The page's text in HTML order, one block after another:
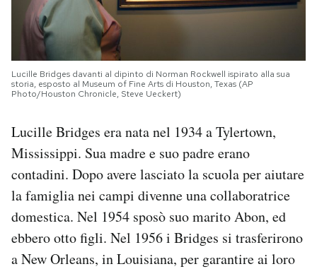
Lucille Bridges davanti al dipinto di Norman Rockwell ispirato alla sua
storia, esposto al Museum of Fine Arts di Houston, Texas (AP
Photo/Houston Chronicle, Steve Ueckert)
Lucille Bridges era nata nel 1934 a Tylertown,
Mississippi. Sua madre e suo padre erano
contadini. Dopo avere lasciato la scuola per aiutare
la famiglia nei campi divenne una collaboratrice
domestica. Nel 1954 sposò suo marito Abon, ed
ebbero otto figli. Nel 1956 i Bridges si trasferirono
a New Orleans, in Louisiana, per garantire ai loro